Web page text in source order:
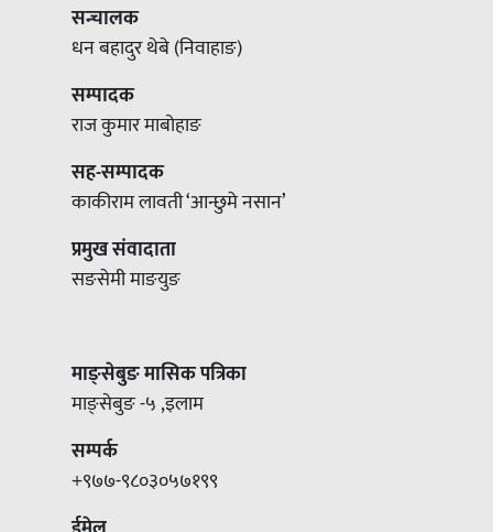
सन्चालक
धन बहादुर थेबे (निवाहाङ)
सम्पादक
राज कुमार माबोहाङ
सह-सम्पादक
काकीराम लावती ‘आन्छुमे नसान’
प्रमुख संवादाता
सङसेमी माङयुङ
माङ्सेबुङ मासिक पत्रिका
माङ्सेबुङ -५ ,इलाम
सम्पर्क
+९७७-९८०३०५७१९९